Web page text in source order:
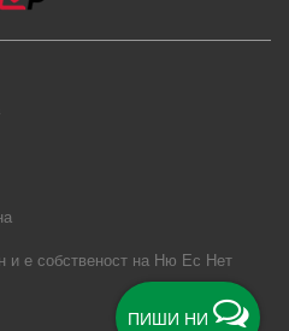
ПИШИ НИ
и е собственост на Ню Ес Нет